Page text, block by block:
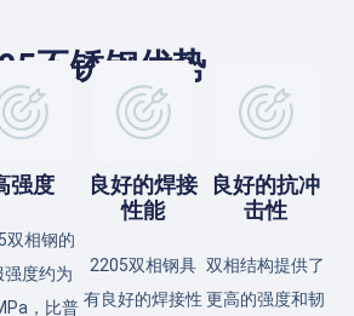
不锈钢优势
强度
双相钢的
强度约为
，比普
良好的焊接
性能
2205双相钢具
有良好的焊接性
良好的抗冲
击性
双相结构提供了
更高的强度和韧